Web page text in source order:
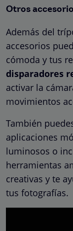
Otros
Además del
accesorios
cómoda y tus
disparadores
activar la
movimientos
También
aplicaciones
luminosos o
herramientas
creativas y te
tus fotografías.